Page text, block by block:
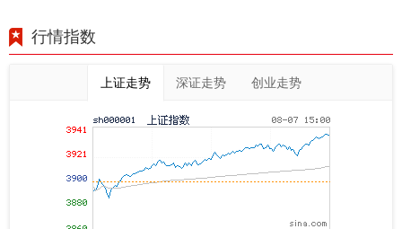
行情指数
上证走势 深证走势 创业走势